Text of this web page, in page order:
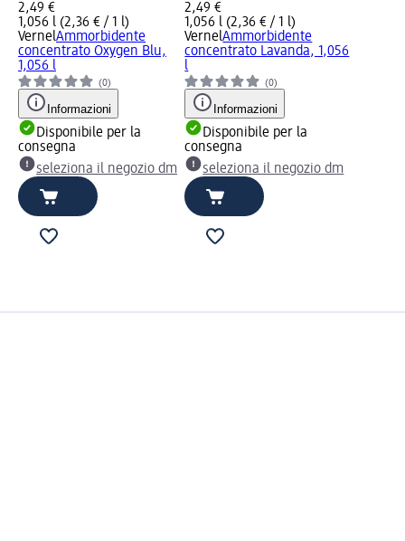
2,49 €
1,056 l (2,36 € / 1 l)
VernelAmmorbidente
concentrato Oxygen Blu,
1,056 l
(0)
Informazioni
Disponibile per la
consegna
seleziona il negozio dm
2,49 €
1,056 l (2,36 € / 1 l)
VernelAmmorbidente
concentrato Lavanda, 1,056
l
(0)
Informazioni
Disponibile per la
consegna
seleziona il negozio dm